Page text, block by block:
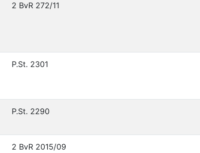
2 BvR 272/11
P.St. 2301
P.St. 2290
2 BvR 2015/09